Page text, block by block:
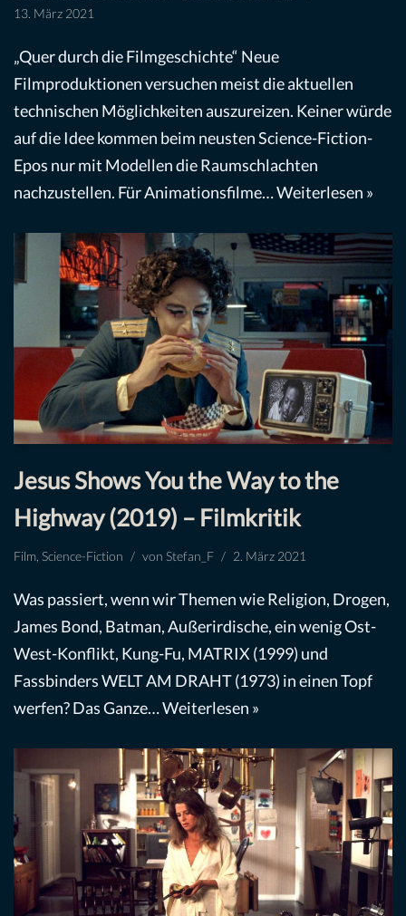
13. März 2021
„Quer durch die Filmgeschichte“ Neue
Filmproduktionen versuchen meist die aktuellen
technischen Möglichkeiten auszureizen. Keiner würde
auf die Idee kommen beim neusten Science-Fiction-
Epos nur mit Modellen die Raumschlachten
nachzustellen. Für Animationsfilme…Weiterlesen »
Jesus Shows You the Way to the
Highway (2019) – Filmkritik
Film Science-Fiction von Stefan_F 2. März 2021
Was passiert, wenn wir Themen wie Religion, Drogen,
James Bond, Batman, Außerirdische, ein wenig Ost-
West-Konflikt, Kung-Fu, MATRIX (1999) und
Fassbinders WELT AM DRAHT (1973) in einen Topf
werfen? Das Ganze…Weiterlesen »